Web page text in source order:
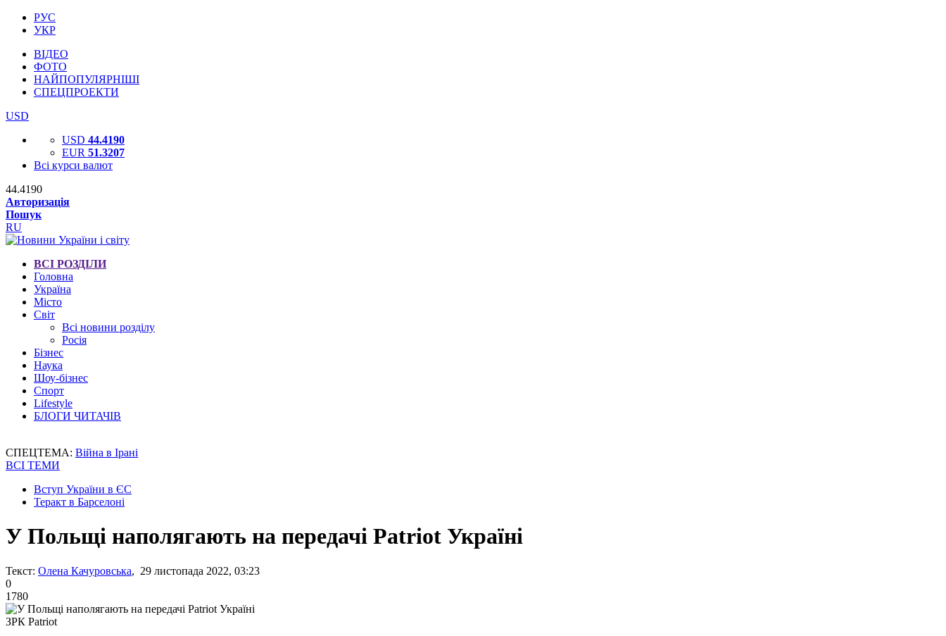
РУС
УКР
ВІДЕО
ФОТО
НАЙПОПУЛЯРНІШІ
СПЕЦПРОЕКТИ
USD
USD 44.4190
EUR 51.3207
Всі курси валют
44.4190
Авторизація
Пошук
RU
ВСІ РОЗДІЛИ
Головна
Україна
Місто
Світ
Всі новини розділу
Росія
Бізнес
Наука
Шоу-бізнес
Спорт
Lifestyle
БЛОГИ ЧИТАЧІВ
СПЕЦТЕМА: Війна в Ірані
ВСІ ТЕМИ
Вступ України в ЄС
Теракт в Барселоні
У Польщі наполягають на передачі Patriot Україні
Текст: Олена Качуровська, 29 листопада 2022, 03:23
0
1780
ЗРК Patriot